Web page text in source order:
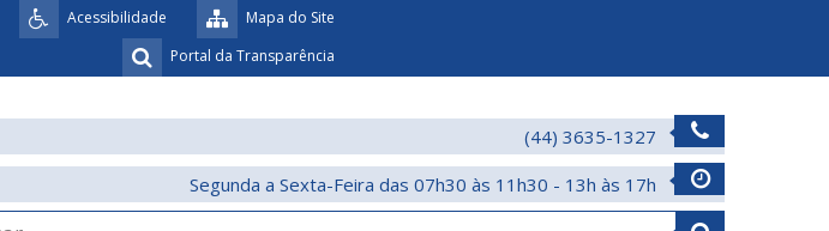
Mapa do Site
Acessibilidade
Portal da Transparência
(44) 3635-1327
Segunda a Sexta-Feira das 07h30 às 11h30 - 13h às 17h